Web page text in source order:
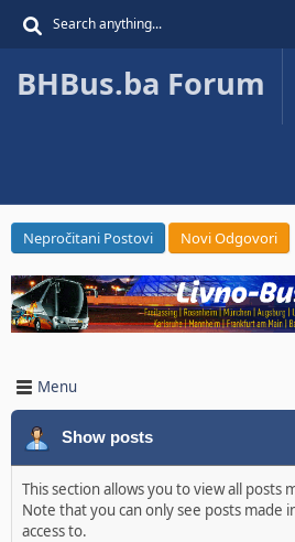
BHBus.ba Forum
Nepročitani Postovi Novi Odgovori
Menu
Show posts
This section allows you to view all posts
Note that you can only see posts made
access to.